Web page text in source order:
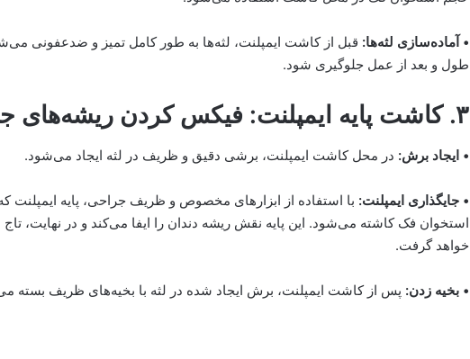
• آماده‌سازی لثه‌ها: قبل از کاشت ایمپلنت، لثه‌ها به طور کامل تمیز و ضدعفونی
طول و بعد از عمل جلوگیری شود.
۳. کاشت پایه ایمپلنت: فیکس کردن ریشه‌های جدید
• ایجاد برش: در محل کاشت ایمپلنت، برشی دقیق و ظریف در لثه ایجاد می‌شود.
• جایگذاری ایمپلنت: با استفاده از ابزارهای مخصوص و ظریف جراحی، پایه ایمپلنت
استخوان فک کاشته می‌شود. این پایه نقش ریشه دندان را ایفا می‌کند و در نهایت،
خواهد گرفت.
• بخیه زدن: پس از کاشت ایمپلنت، برش ایجاد شده در لثه با بخیه‌های ظریف بسته